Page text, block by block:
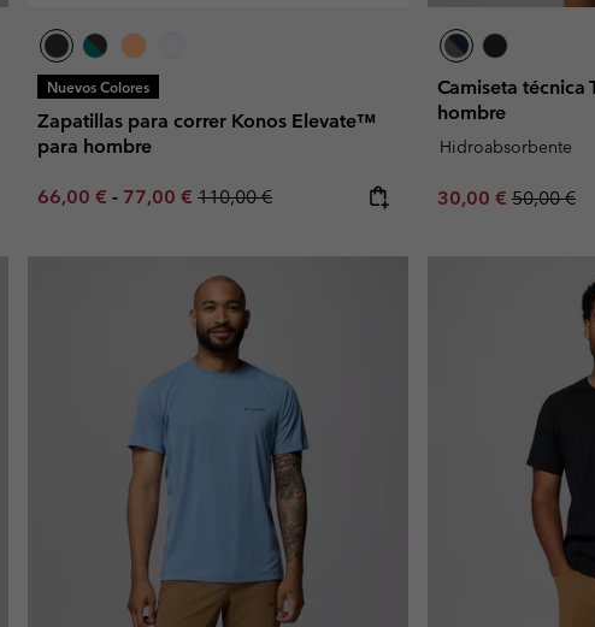
Nuevos Colores
Zapatillas para correr Konos Elevate™
para hombre
Minimum sale price:
66,00 € - Maximum sale price:
77,00 € Regular price:
110,00 €
Camiseta técnica
hombre
Hidroabsorbente
Sale price:
30,00 € Regular
50,00 €